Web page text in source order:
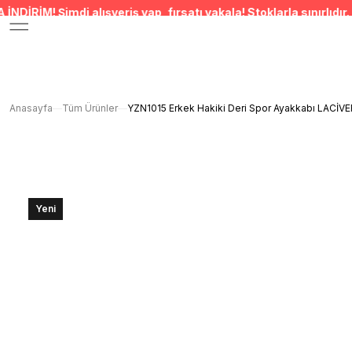
alışveriş yap, fırsatı yakala! Stoklarla sınırlıdır. •
Anasayfa Tüm Ürünler YZN1015 Erkek Hakiki Deri Spor Ayakkabı
Yeni